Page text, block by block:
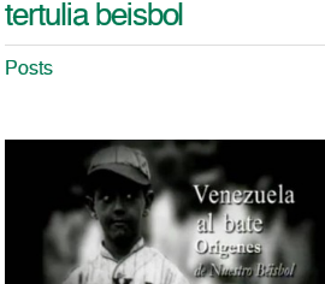
tertulia beisbol
Posts